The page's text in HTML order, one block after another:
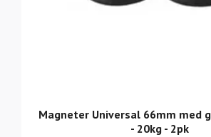
Magneter Universal 66mm med
- 20kg - 2pk